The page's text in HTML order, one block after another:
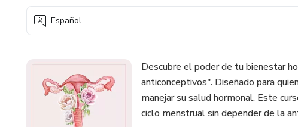
Español
Descubre el poder de tu bienestar
anticonceptivos". Diseñado para
manejar su salud hormonal. Este
ciclo menstrual sin depender de la